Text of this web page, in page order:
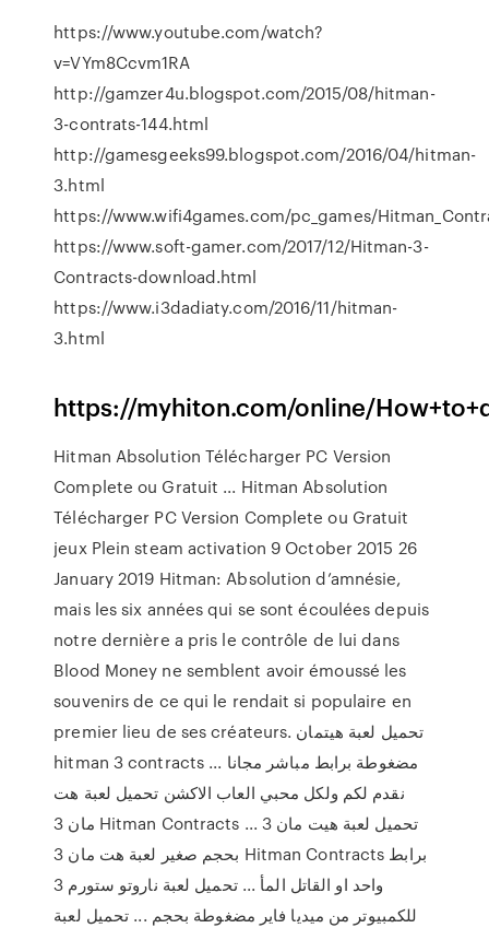
https://www.youtube.com/watch?
v=VYm8Ccvm1RA
http://gamzer4u.blogspot.com/2015/08/hitman-
3-contrats-144.html
http://gamesgeeks99.blogspot.com/2016/04/hitman-
3.html
https://www.wifi4games.com/pc_games/
https://www.soft-gamer.com/2017/12/Hitman-3-
Contracts-download.html
https://www.i3dadiaty.com/2016/11/hitman-
3.html
https://myhiton.com/online/
Hitman Absolution Télécharger PC Version
Complete ou Gratuit ... Hitman Absolution
Télécharger PC Version Complete ou Gratuit
jeux Plein steam activation 9 October 2015 26
January 2019 Hitman: Absolution d’amnésie,
mais les six années qui se sont écoulées depuis
notre dernière a pris le contrôle de lui dans
Blood Money ne semblent avoir émoussé les
souvenirs de ce qui le rendait si populaire en
premier lieu de ses créateurs. تحميل لعبة هيتمان
hitman 3 contracts مضغوطة برابط مباشر مجانا ...
نقدم لكم ولكل محبي العاب الاكشن تحميل لعبة هت
مان 3 Hitman Contracts ... تحميل لعبة هيت مان 3
بحجم صغير لعبة هت مان 3 Hitman Contracts برابط
واحد او القاتل المأ ... تحميل لعبة ناروتو ستورم 3
للكمبيوتر من ميديا فاير مضغوطة بحجم ... تحميل لعبة